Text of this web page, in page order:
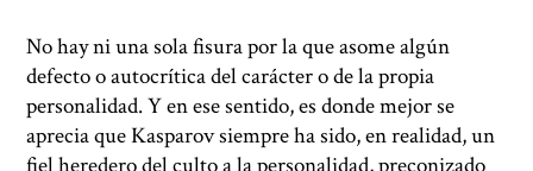
No hay ni una sola fisura por la que asome algún
defecto o autocrítica del carácter o de la propia
personalidad. Y en ese sentido, es donde mejor se
aprecia que Kasparov siempre ha sido, en realidad, un